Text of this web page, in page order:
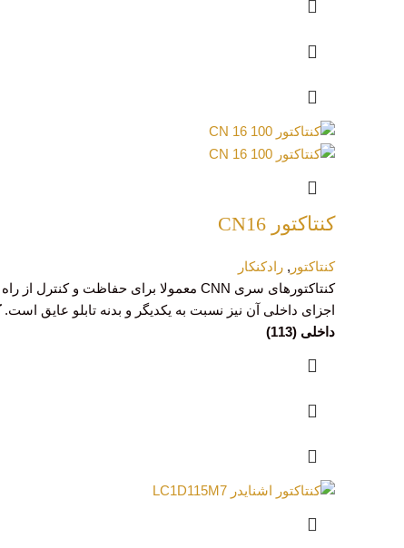
کنتاکتور CN16
کنتاکتور , رادکنکار
اجزای داخلی آن نیز نسبت به یکدیگر و بدنه تابلو عایق است.
داخلی (113)